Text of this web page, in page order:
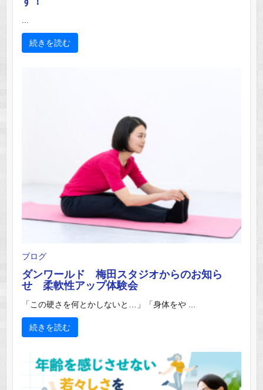
続きを読む
ブログ
ダンワールド 梅田スタジオからのお知ら
せ 柔軟性アップ体験会
「この硬さを何とかしないと…」「身体をや ...
続きを読む